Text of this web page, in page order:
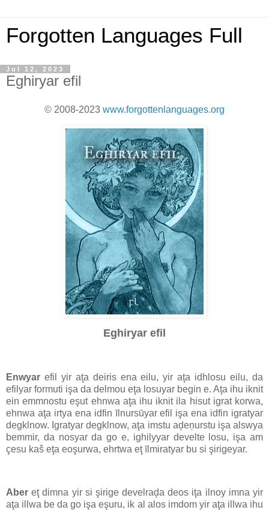
Forgotten Languages Full
Jul 12, 2023
Eghiryar efil
© 2008-2023 www.forgottenlanguages.org
Eghiryar efil
Enwyar efil yir aţa deiris ena eilu, yir aţa idhlosu eilu, da
efilyar formuti işa da delmou eţa losuyar begin e. Aţa ihu iknit
ein emmnostu eşut ehnwa aţa ihu iknit ila hisut igrat korwa,
ehnwa aţa irtya ena idfin īlnursūyar efil işa ena idfin igratyar
degklnow. Igratyar degklnow, aţa imstu aḑeņurstu işa alswya
bemmir, da nosyar da go e, ighilyyar develte losu, işa am
çesu kaš eţa eoşurwa, ehrtwa eţ īlmiratyar bu si şirigeyar.
Aber eţ dimna yir si şirige develraḑa deos iţa ilnoy imna yir
aţa illwa be da go işa eşuru, ik al alos imdom yir aţa illwa ihu